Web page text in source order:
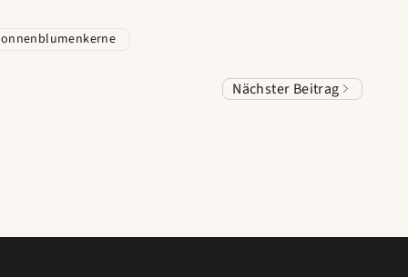
Nächster Beitrag